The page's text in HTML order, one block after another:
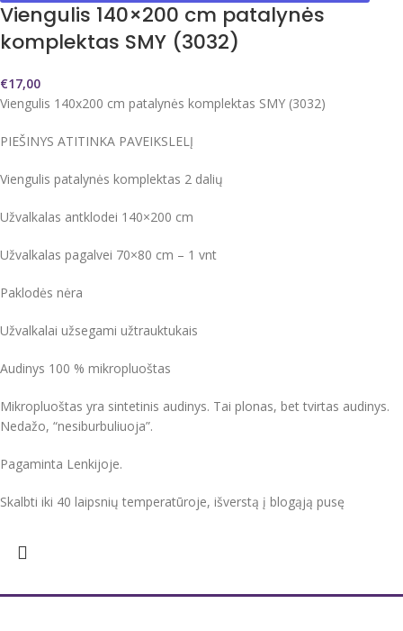
Viengulis 140×200 cm patalynės
komplektas SMY (3032)
€17,00
Viengulis 140x200 cm patalynės komplektas SMY (3032)
PIEŠINYS ATITINKA PAVEIKSLELĮ
Viengulis patalynės komplektas 2 dalių
Užvalkalas antklodei 140×200 cm
Užvalkalas pagalvei 70×80 cm – 1 vnt
Paklodės nėra
Užvalkalai užsegami užtrauktukais
Audinys 100 % mikropluoštas
Mikropluoštas yra sintetinis audinys. Tai plonas, bet tvirtas audinys.
Nedažo, “nesiburbuliuoja”.
Pagaminta Lenkijoje.
Skalbti iki 40 laipsnių temperatūroje, išverstą į blogąją pusę